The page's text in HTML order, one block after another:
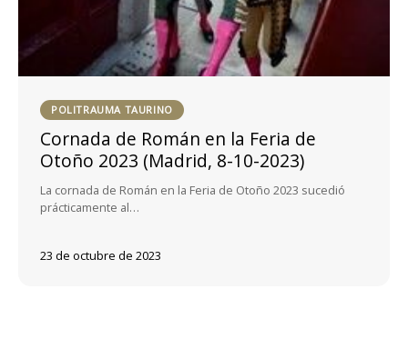
POLITRAUMA TAURINO
Cornada de Román en la Feria de
Otoño 2023 (Madrid, 8-10-2023)
La cornada de Román en la Feria de Otoño 2023 sucedió
prácticamente al…
23 de octubre de 2023